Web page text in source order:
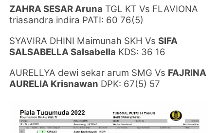
ZAHRA SESAR Aruna TGL KT Vs FLAVIONA
triasandra indira PATI: 60 76(5)
SYAVIRA DHINI Maimunah SKH Vs SIFA
SALSABELLA Salsabella KDS: 36 16
AURELLYA dewi sekar arum SMG Vs FAJRINA
AURELIA Krisnawan DPK: 67(5) 57